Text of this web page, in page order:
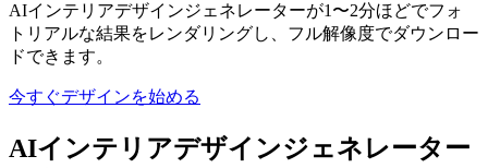
AIインテリアデザインジェネレーターが1〜2分ほどでフォ
トリアルな結果をレンダリングし、フル解像度でダウンロー
ドできます。
今すぐデザインを始める
AIインテリアデザインジェネレーター